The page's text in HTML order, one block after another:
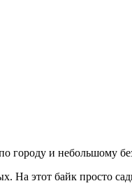
городу и небольшому
этот байк просто